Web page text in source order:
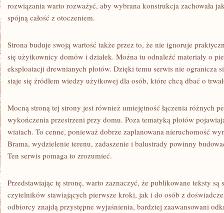
rozwiązania warto rozważyć, aby wybrana konstrukcja zachowała
spójną całość z otoczeniem.
Strona buduje swoją wartość także przez to, że nie ignoruje
się użytkownicy domów i działek. Można tu odnaleźć materiały o
eksploatacji drewnianych płotów. Dzięki temu serwis nie ogranicza
staje się źródłem wiedzy użytkowej dla osób, które chcą dbać o
Mocną stroną tej strony jest również umiejętność łączenia różnych
wykończenia przestrzeni przy domu. Poza tematyką płotów
wiatach. To cenne, ponieważ dobrze zaplanowana nieruchomość
Brama, wydzielenie terenu, zadaszenie i balustrady powinny
Ten serwis pomaga to zrozumieć.
Przedstawiając tę stronę, warto zaznaczyć, że publikowane teksty są
czytelników stawiających pierwsze kroki, jak i do osób z
odbiorcy znajdą przystępne wyjaśnienia, bardziej zaawansowani